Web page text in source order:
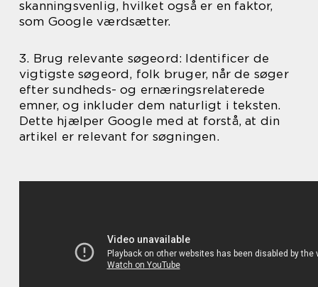
skanningsvenlig, hvilket også er en faktor,
som Google værdsætter.
3. Brug relevante søgeord: Identificer de
vigtigste søgeord, folk bruger, når de søger
efter sundheds- og ernæringsrelaterede
emner, og inkluder dem naturligt i teksten.
Dette hjælper Google med at forstå, at din
artikel er relevant for søgningen.